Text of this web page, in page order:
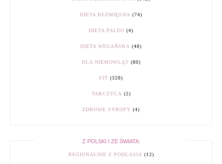
DIETA BEZMIĘSNA (74)
DIETA PALEO (4)
DIETA WEGAŃSKA (48)
DLA NIEMOWLĄT (80)
FIT (328)
TARCZYCA (2)
ZDROWE SYROPY (4)
Z POLSKI I ZE ŚWIATA:
REGIONALNIE Z PODLASIA (12)